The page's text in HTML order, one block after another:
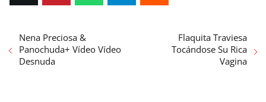
Nena Preciosa &
Panochuda+ Vídeo Vídeo
Desnuda
Flaquita Traviesa
Tocándose Su Rica
Vagina